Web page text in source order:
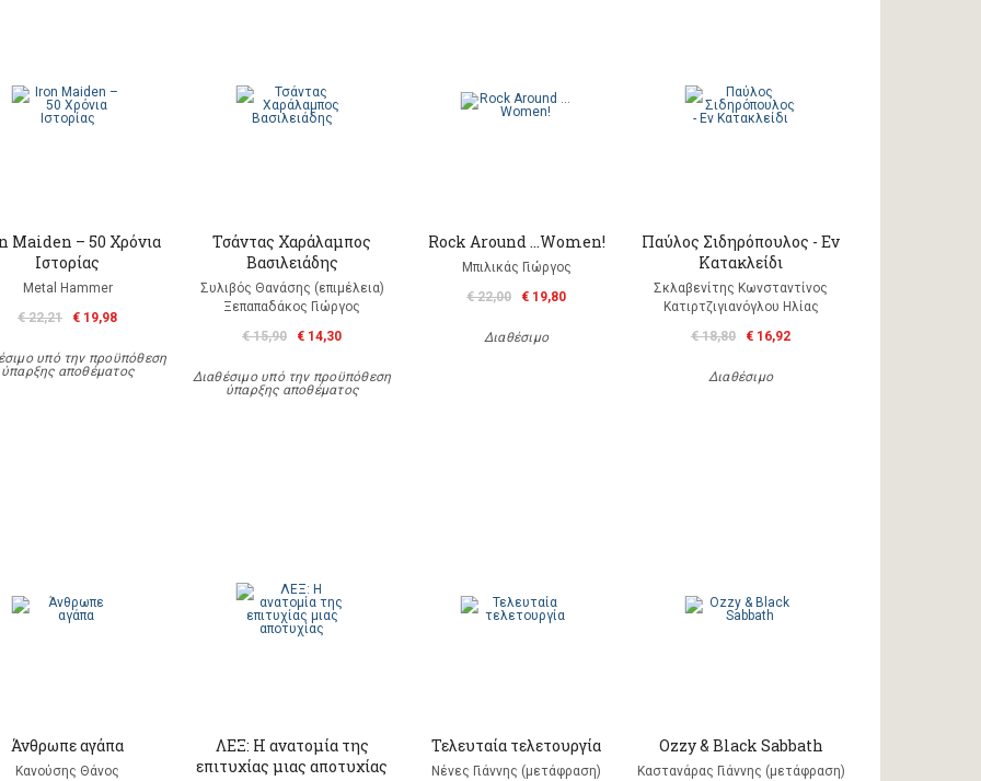
Maiden – 50 Χρόνια
Ιστορίας
Metal Hammer
€ 22,21
€ 19,98
υπό την προϋπόθεση
ύπαρξης αποθέματος
Τσάντας Χαράλαμπος
Βασιλειάδης
Συλιβός Θανάσης (επιμέλεια)
Ξεπαπαδάκος Γιώργος
€ 15,90
€ 14,30
Διαθέσιμο υπό την προϋπόθεση
ύπαρξης αποθέματος
Rock Around …Women!
Μπιλικάς Γιώργος
€ 22,00
€ 19,80
Διαθέσιμο
Παύλος Σιδηρόπουλος - Εν
Κατακλείδι
Σκλαβενίτης Κωνσταντίνος
Κατιρτζιγιανόγλου Ηλίας
€ 18,80
€ 16,92
Διαθέσιμο
Άνθρωπε αγάπα
Κανούσης Θάνος
ΛΕΞ: Η ανατομία της
επιτυχίας μιας αποτυχίας
Τελευταία τελετουργία
Νένες Γιάννης (μετάφραση)
Ozzy & Black Sabbath
Καστανάρας Γιάννης (μετάφραση)